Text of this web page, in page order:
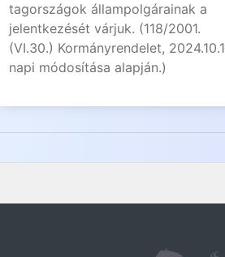
tagországok állampolgárainak a
jelentkezését várjuk. (118/2001.
(VI.30.) Kormányrendelet,
napi módosítása alapján.)